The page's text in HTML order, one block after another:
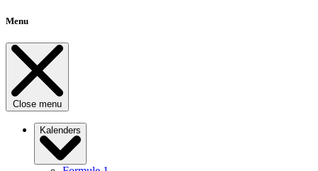
Menu
Close menu
Kalenders